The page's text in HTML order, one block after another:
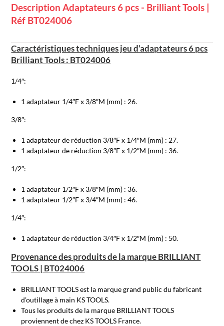
Description Adaptateurs 6 pcs - Brilliant Tools |
Réf BT024006
Caractéristiques techniques jeu d’adaptateurs 6 pcs
Brilliant Tools : BT024006
1/4″:
1 adaptateur 1/4″F x 3/8″M (mm) : 26.
3/8″:
1 adaptateur de réduction 3/8″F x 1/4″M (mm) : 27.
1 adaptateur de réduction 3/8″F x 1/2″M (mm) : 36.
1/2″:
1 adaptateur 1/2″F x 3/8″M (mm) : 36.
1 adaptateur 1/2″F x 3/4″M (mm) : 46.
1/4″:
1 adaptateur de réduction 3/4″F x 1/2″M (mm) : 50.
Provenance des produits de la marque BRILLIANT
TOOLS | BT024006
BRILLIANT TOOLS est la marque grand public du fabricant
d’outillage à main KS TOOLS.
Tous les produits de la marque BRILLIANT TOOLS
proviennent de chez KS TOOLS France.